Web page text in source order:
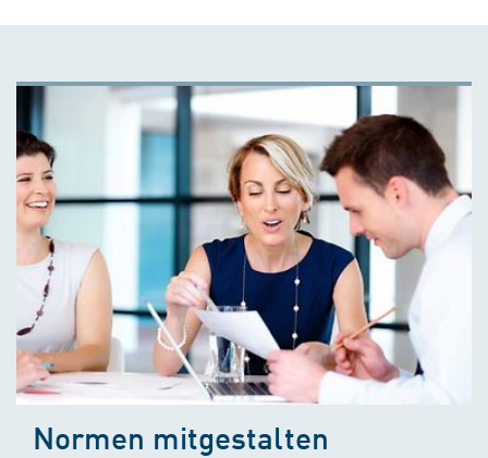
Normen mitgestalten